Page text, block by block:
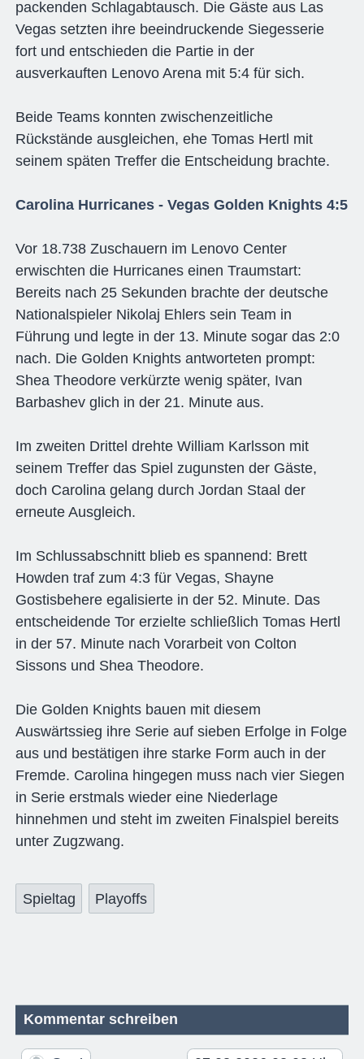
packenden Schlagabtausch. Die Gäste aus Las
Vegas setzten ihre beeindruckende Siegesserie
fort und entschieden die Partie in der
ausverkauften Lenovo Arena mit 5:4 für sich.
Beide Teams konnten zwischenzeitliche
Rückstände ausgleichen, ehe Tomas Hertl mit
seinem späten Treffer die Entscheidung brachte.
Carolina Hurricanes - Vegas Golden Knights 4:5
Vor 18.738 Zuschauern im Lenovo Center
erwischten die Hurricanes einen Traumstart:
Bereits nach 25 Sekunden brachte der deutsche
Nationalspieler Nikolaj Ehlers sein Team in
Führung und legte in der 13. Minute sogar das 2:0
nach. Die Golden Knights antworteten prompt:
Shea Theodore verkürzte wenig später, Ivan
Barbashev glich in der 21. Minute aus.
Im zweiten Drittel drehte William Karlsson mit
seinem Treffer das Spiel zugunsten der Gäste,
doch Carolina gelang durch Jordan Staal der
erneute Ausgleich.
Im Schlussabschnitt blieb es spannend: Brett
Howden traf zum 4:3 für Vegas, Shayne
Gostisbehere egalisierte in der 52. Minute. Das
entscheidende Tor erzielte schließlich Tomas Hertl
in der 57. Minute nach Vorarbeit von Colton
Sissons und Shea Theodore.
Die Golden Knights bauen mit diesem
Auswärtssieg ihre Serie auf sieben Erfolge in Folge
aus und bestätigen ihre starke Form auch in der
Fremde. Carolina hingegen muss nach vier Siegen
in Serie erstmals wieder eine Niederlage
hinnehmen und steht im zweiten Finalspiel bereits
unter Zugzwang.
Spieltag Playoffs
Kommentar schreiben